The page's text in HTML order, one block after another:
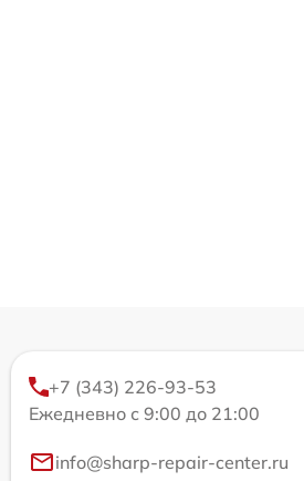
+7 (343) 226-93-53
Ежедневно с 9:00 до 21:00
info@sharp-repair-center.ru